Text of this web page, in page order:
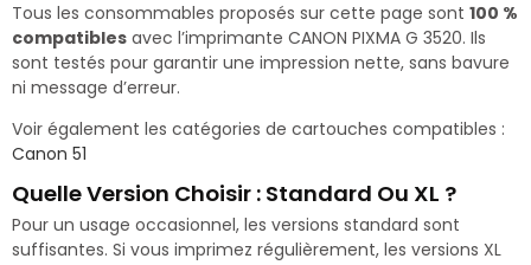
Tous les consommables proposés sur cette page sont 100 %
compatibles avec l’imprimante CANON PIXMA G 3520. Ils
sont testés pour garantir une impression nette, sans bavure
ni message d’erreur.
Voir également les catégories de cartouches compatibles :
Canon 51
Quelle Version Choisir : Standard Ou XL ?
Pour un usage occasionnel, les versions standard sont
suffisantes. Si vous imprimez régulièrement, les versions XL